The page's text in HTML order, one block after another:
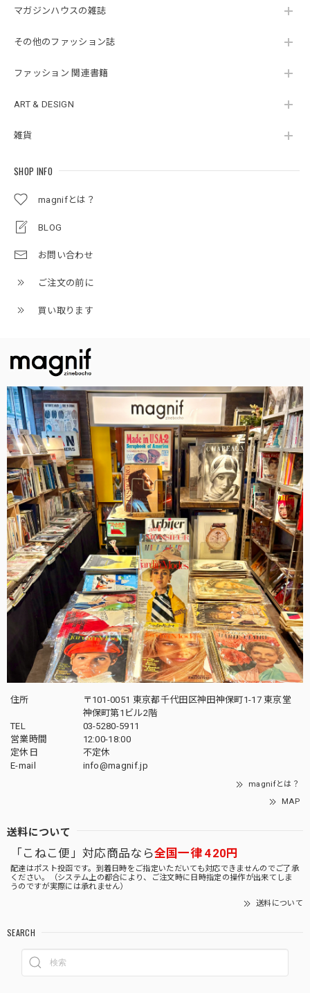
マガジンハウスの雑誌
その他のファッション誌
ファッション 関連書籍
ART & DESIGN
雑貨
SHOP INFO
magnifとは？
BLOG
お問い合わせ
ご注文の前に
買い取ります
住所
〒101-0051 東京都千代田区神田神保町1-17 東京堂
神保町第1ビル2階
TEL
03-5280-5911
営業時間
12:00-18:00
定休日
不定休
E-mail
info@magnif.jp
magnifとは？
MAP
送料について
「こねこ便」対応商品なら全国一律 420円
配達はポスト投函です。到着日時をご指定いただいても対応できませんのでご了承
ください。（システム上の都合により、ご注文時に日時指定の操作が出来てしま
うのですが実際には承れません）
送料について
SEARCH